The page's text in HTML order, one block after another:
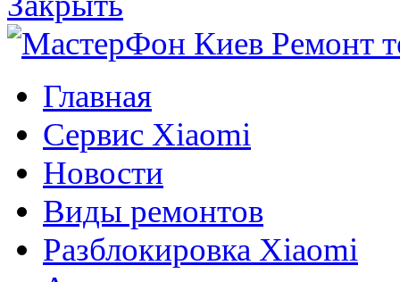
Главная
Сервис Xiaomi
Новости
Виды ремонтов
Разблокировка Xiaomi